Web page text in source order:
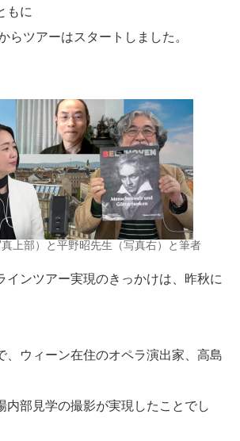
もに
らツアーはスタートしました。
上部）と平野昭先生（写真右）と筆者
インツアー実現のきっかけは、昨秋に
、ウィーン在住のオペラ演出家、高島
内部見学の撮影が実現したことでし
ニューイヤーコンサート
コンクール
ラ